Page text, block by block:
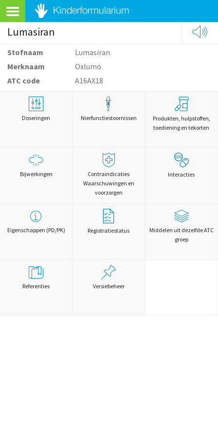
Lumasiran
Stofnaam
Lumasiran
Merknaam
Oxlumo
ATC code
A16AX18
Doseringen Nierfunctiestoornissen
Produkten, hulpstoffen,
toediening en tekorten
Bijwerkingen
Contraindicaties
Waarschuwingen en
voorzorgen
Interacties
Eigenschappen (PD/PK) Registratiestatus
Middelen uit dezelfde ATC
groep
Referenties Versiebeheer